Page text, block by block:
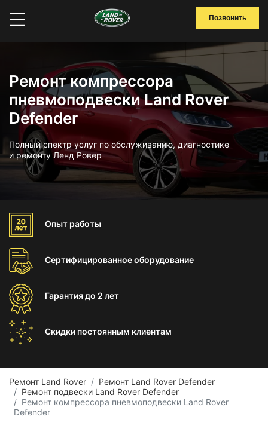
Позвонить
Ремонт компрессора
пневмоподвески Land Rover
Defender
Полный спектр услуг по обслуживанию, диагностике
и ремонту Ленд Ровер
Опыт работы
Сертифицированноеоборудование
Гарантиядо 2 лет
Скидки постоянным клиентам
Ремонт Land Rover
Ремонт Land Rover Defender
Ремонт подвески Land Rover Defender
Ремонт компрессора пневмоподвески Land Rover
Defender